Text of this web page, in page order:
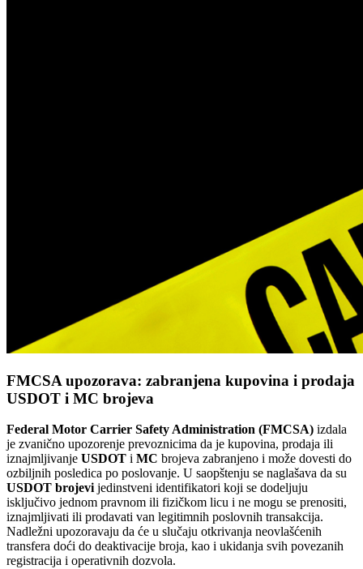
FMCSA upozorava: zabranjena kupovina i prodaja
USDOT i MC brojeva
Federal Motor Carrier Safety Administration (FMCSA) izdala
je zvanično upozorenje prevoznicima da je kupovina, prodaja ili
iznajmljivanje USDOT i MC brojeva zabranjeno i može dovesti do
ozbiljnih posledica po poslovanje. U saopštenju se naglašava da su
USDOT brojevi jedinstveni identifikatori koji se dodeljuju
isključivo jednom pravnom ili fizičkom licu i ne mogu se prenositi,
iznajmljivati ili prodavati van legitimnih poslovnih transakcija.
Nadležni upozoravaju da će u slučaju otkrivanja neovlašćenih
transfera doći do deaktivacije broja, kao i ukidanja svih povezanih
registracija i operativnih dozvola.